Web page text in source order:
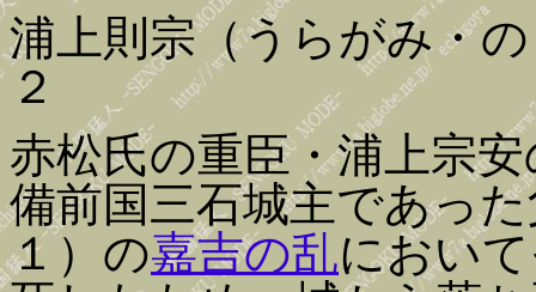
浦上則宗（うらがみ・
２
赤松氏の重臣・浦上宗
備前国三石城主であっ
１）の嘉吉の乱におい